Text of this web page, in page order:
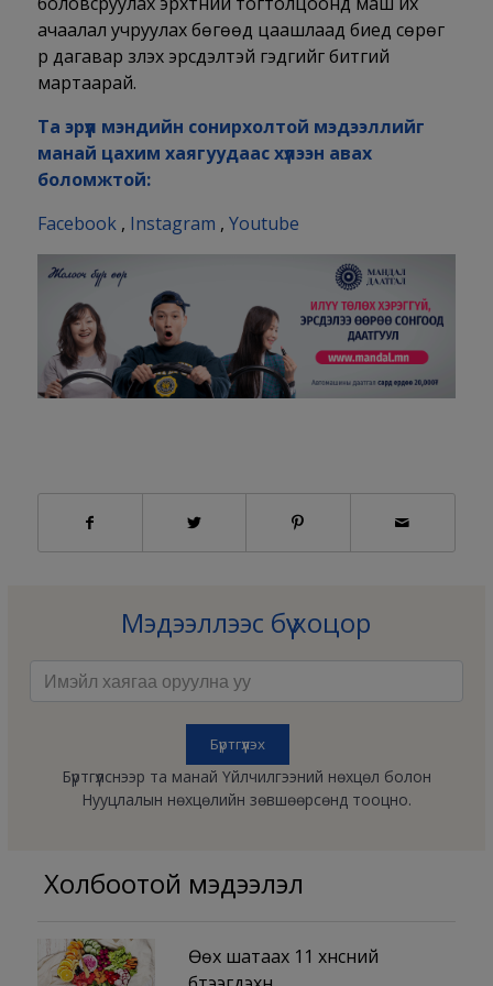
ачаалал учруулах бөгөөд цаашлаад биед сөрөг
үр дагавар үзүүлэх эрсдэлтэй гэдгийг битгий
мартаарай.
Та эрүүл мэндийн сонирхолтой мэдээллийг
манай цахим хаягуудаас хүлээн авах
боломжтой:
Facebook, Instagram , Youtube
Мэдээллээс бүү хоцор
Бүртгүүлснээр та манай Үйлчилгээний нөхцөл болон
Нууцлалын нөхцөлийн зөвшөөрсөнд тооцно.
Холбоотой мэдээлэл
Өөх шатаах 11 хүнсний